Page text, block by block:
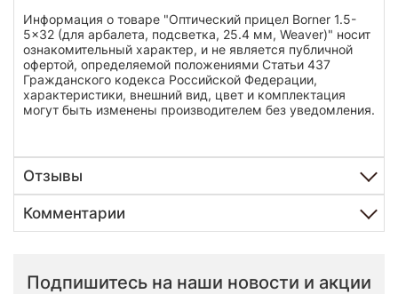
Информация о товаре "Оптический прицел Borner 1.5-
5x32 (для арбалета, подсветка, 25.4 мм, Weaver)" носит
ознакомительный характер, и не является публичной
офертой, определяемой положениями Статьи 437
Гражданского кодекса Российской Федерации,
характеристики, внешний вид, цвет и комплектация
могут быть изменены производителем без уведомления.
Отзывы
Комментарии
Подпишитесь на наши новости и акции